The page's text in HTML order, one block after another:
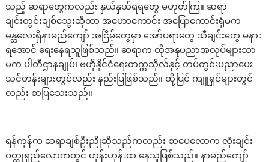
သည့် ဆရာတွေကလည်း နှယ်နှယ်ရရတွေ မဟုတ်ကြ။ ဆရာ
ချင်းတွင်းချစ်သွေးဆိုတာ အဟောကောင်း အပြောကောင်းရုံမက
မန္တလေးရှိနာမည်ကျော် အငြိမ့်တွေမှာ အော်ပရာတွေ သီချင်းတွေ မနား
ရအောင် ရေးနေရသူဖြစ်သည်။ ဆရာက ထိုအနုပညာအလုပ်များသာ
မက ပါတီဌာနချုပ်၊ ဗဟိုနိုင်ငံရေးတက္ကသိုလ်နှင့် တပ်တွင်းပညာပေး
သင်တန်းများတွင်လည်း နည်းပြဖြစ်သည်။ ထို့ပြင် ကျူရှင်များတွင်
လည်း စာပြသေးသည်။
ရန်ကုန်က ဆရာချစ်ဦးညိုဆိုသည်ကလည်း စာပေလောက လုံးချင်း
ဝတ္ထုရှည်လောကတွင် ဟုန်းဟုန်းထ နေသူဖြစ်သည်။ နာမည်ကျော်